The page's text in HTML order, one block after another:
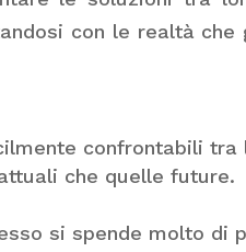
con le realtà
confrontabili tra
che quelle future.
si spende molto di